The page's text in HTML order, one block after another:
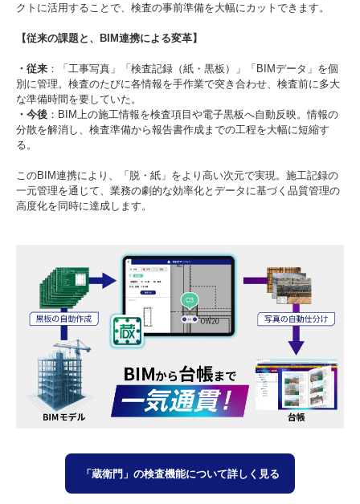
クトに活用することで、検査の事前準備を大幅にカットできます。
【従来の課題と、BIM連携による変革】
・従来 ：「工事写真」「検査記録（紙・黒板）」「BIMデータ」を個
別に管理。検査のたびに各情報を手作業で突き合わせ、検査前に多大
な準備時間を要していた。
・今後 ：BIM上の施工情報を検査項目や電子黒板へ自動反映。情報の
分散を解消し、検査準備から報告書作成までの工程を大幅に短縮す
る。
このBIM連携により、「脱・紙」をより高い次元で実現。施工記録の
一元管理を通じて、業務の劇的な効率化とデータに基づく品質管理の
高度化を同時に達成します。
「蔵衛門」の検査機能について詳しく見る